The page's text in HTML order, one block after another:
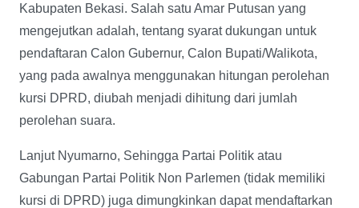
Kabupaten Bekasi. Salah satu Amar Putusan yang
mengejutkan adalah, tentang syarat dukungan untuk
pendaftaran Calon Gubernur, Calon Bupati/Walikota,
yang pada awalnya menggunakan hitungan perolehan
kursi DPRD, diubah menjadi dihitung dari jumlah
perolehan suara.
Lanjut Nyumarno, Sehingga Partai Politik atau
Gabungan Partai Politik Non Parlemen (tidak memiliki
kursi di DPRD) juga dimungkinkan dapat mendaftarkan